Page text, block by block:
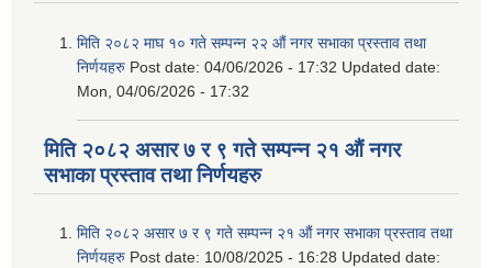
मिति २०८२ माघ १० गते सम्पन्न २२ औं नगर सभाका प्रस्ताव तथा
निर्णयहरु Post date: 04/06/2026 - 17:32 Updated date:
Mon, 04/06/2026 - 17:32
मिति २०८२ असार ७ र ९ गते सम्पन्न २१ औं नगर
सभाका प्रस्ताव तथा निर्णयहरु
मिति २०८२ असार ७ र ९ गते सम्पन्न २१ औं नगर सभाका प्रस्ताव तथा
निर्णयहरु Post date: 10/08/2025 - 16:28 Updated date: